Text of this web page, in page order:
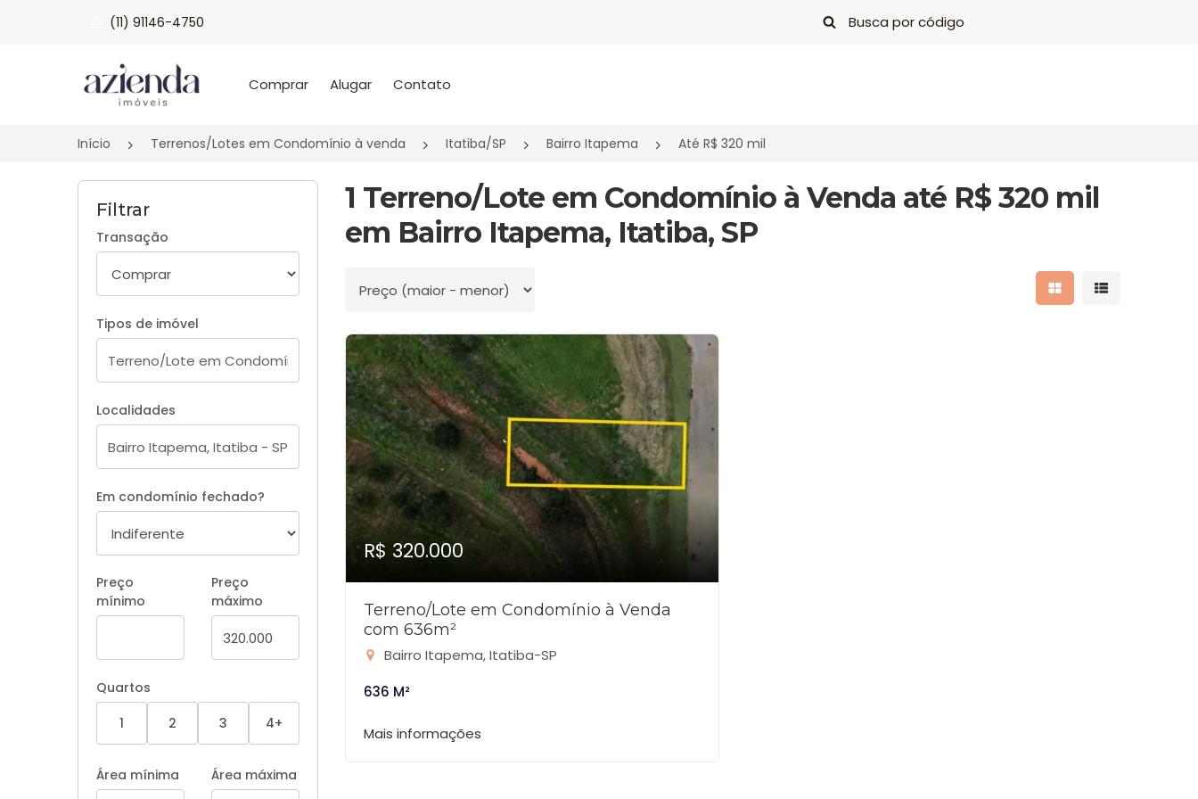
(11) 91146-4750
Página inicial
Comprar Alugar Contato
Início Terrenos/Lotes em Condomínio à venda Itatiba/SP Bairro Itapema Até R$ 320 mil
Filtrar
Transação
Tipos de imóvel
Localidades
Em condomínio fechado?
Preço
mínimo
Preço
máximo
Quartos
1
2 3 4+
Área mínima Área máxima
1 Terreno/Lote em Condomínio à Venda até R$ 320 mil
em Bairro Itapema, Itatiba, SP
Ordenar por Mostrar resultados
Mostrar
R$ 320.000
Terreno/Lote em Condomínio à Venda
com 636m²
Bairro Itapema, Itatiba-SP
636 M²
Mais informações